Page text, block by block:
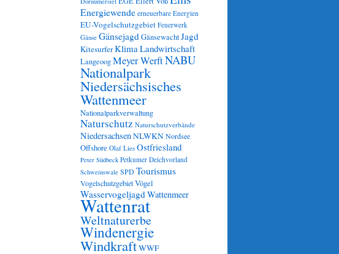
Energiewende erneuerbare Energien
EU-Vogelschutzgebiet Feuerwerk
Gänse GänsejagdGänsewachtJagd
KitesurferKlimaLandwirtschaft
LangeoogMeyer WerftNABU
Nationalpark
Niedersächsisches
Wattenmeer
Nationalparkverwaltung
Naturschutz Naturschutzverbände
NiedersachsenNLWKNNordsee
Offshore Olaf Lies Ostfriesland
Peter Südbeck Petkumer Deichvorland
Schweinswale SPDTourismus
VogelschutzgebietVögel
WasservogeljagdWattenmeer
Wattenrat
Weltnaturerbe
Windenergie
WindkraftWWF